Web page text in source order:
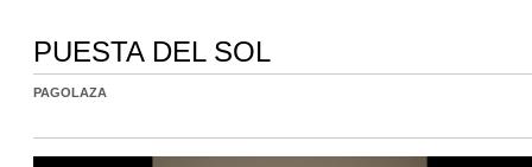
PUESTA DEL SOL
PAGOLAZA